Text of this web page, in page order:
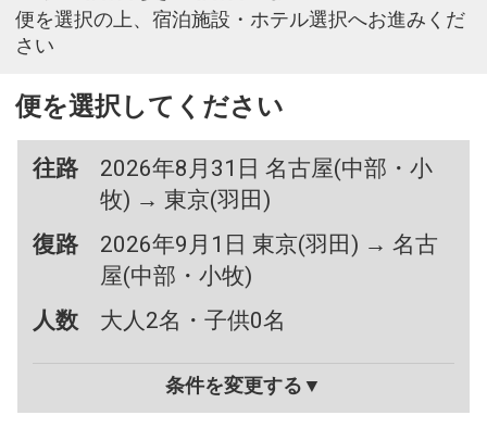
便を選択の上、宿泊施設・ホテル選択へお進みくだ
さい
便を選択してください
往路
2026年8月31日 名古屋(中部・小
牧) → 東京(羽田)
復路
2026年9月1日 東京(羽田) → 名古
屋(中部・小牧)
人数
大人2名・子供0名
条件を変更する▼